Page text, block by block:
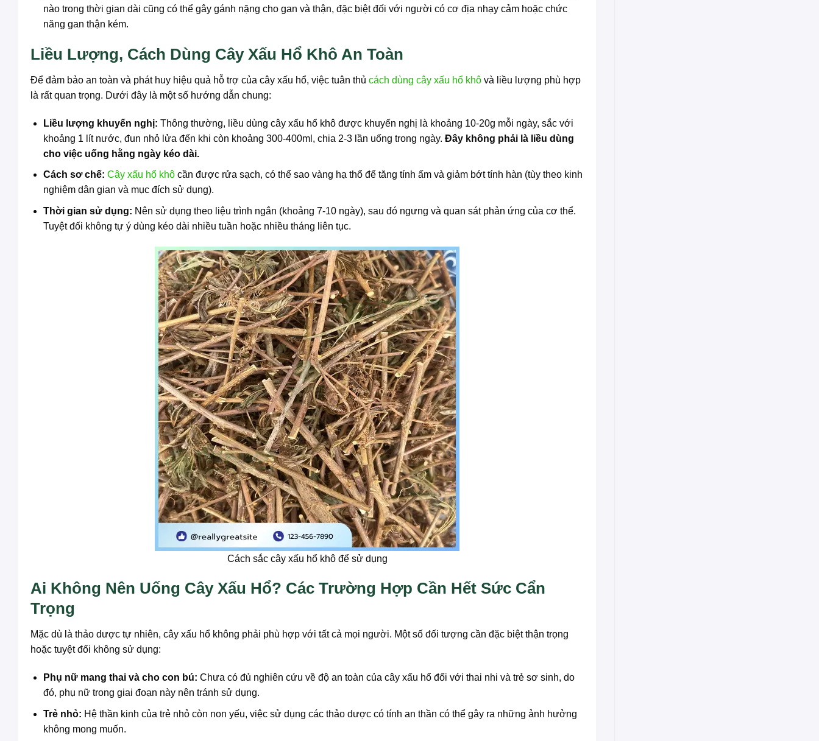
nào trong thời gian dài cũng có thể gây gánh nặng cho gan và thận, đặc biệt đối với người có cơ địa nhạy cảm hoặc chức
năng gan thận kém.
Liều Lượng, Cách Dùng Cây Xấu Hổ Khô An Toàn
Để đảm bảo an toàn và phát huy hiệu quả hỗ trợ của cây xấu hổ, việc tuân thủ cách dùng cây xấu hổ khô và liều lượng phù hợp
là rất quan trọng. Dưới đây là một số hướng dẫn chung:
Liều lượng khuyến nghị: Thông thường, liều dùng cây xấu hổ khô được khuyến nghị là khoảng 10-20g mỗi ngày, sắc với
khoảng 1 lít nước, đun nhỏ lửa đến khi còn khoảng 300-400ml, chia 2-3 lần uống trong ngày. Đây không phải là liều dùng
cho việc uống hằng ngày kéo dài.
Cách sơ chế: Cây xấu hổ khôcần được rửa sạch, có thể sao vàng hạ thổ để tăng tính ấm và giảm bớt tính hàn (tùy theo kinh
nghiệm dân gian và mục đích sử dụng).
Thời gian sử dụng: Nên sử dụng theo liệu trình ngắn (khoảng 7-10 ngày), sau đó ngưng và quan sát phản ứng của cơ thể.
Tuyệt đối không tự ý dùng kéo dài nhiều tuần hoặc nhiều tháng liên tục.
Cách sắc cây xấu hổ khô để sử dụng
Ai Không Nên Uống Cây Xấu Hổ? Các Trường Hợp Cần Hết Sức Cẩn
Trọng
Mặc dù là thảo dược tự nhiên, cây xấu hổ không phải phù hợp với tất cả mọi người. Một số đối tượng cần đặc biệt thận trọng
hoặc tuyệt đối không sử dụng:
Phụ nữ mang thai và cho con bú: Chưa có đủ nghiên cứu về độ an toàn của cây xấu hổ đối với thai nhi và trẻ sơ sinh, do
đó, phụ nữ trong giai đoạn này nên tránh sử dụng.
Trẻ nhỏ: Hệ thần kinh của trẻ nhỏ còn non yếu, việc sử dụng các thảo dược có tính an thần có thể gây ra những ảnh hưởng
không mong muốn.